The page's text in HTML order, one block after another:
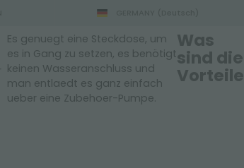
Es genuegt eine Steckdose, um
es in Gang zu setzen, es benötigt
keinen Wasseranschluss und
man entlaedt es ganz einfach
ueber eine Zubehoer-Pumpe.
Was
sind die
Vorteile